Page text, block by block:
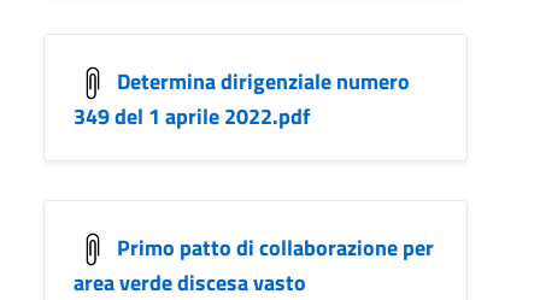
Determina dirigenziale numero
349 del 1 aprile 2022.pdf
Primo patto di collaborazione per
area verde discesa vasto